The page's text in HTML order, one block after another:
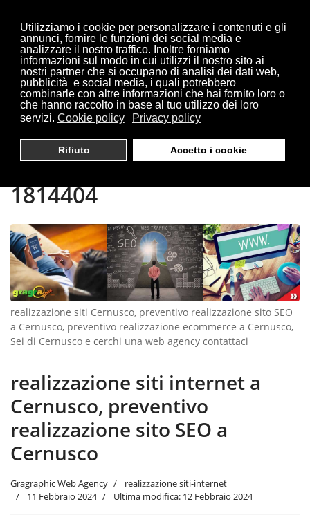
Utilizziamo i cookie per personalizzare i contenuti e gli
annunci, fornire le funzioni dei social media e
analizzare il nostro traffico. Inoltre forniamo
informazioni sul modo in cui utilizzi il nostro sito ai
nostri partner che si occupano di analisi dei dati web,
pubblicità e social media, i quali potrebbero
combinarle con altre informazioni che hai fornito loro o
che hanno raccolto in base al tuo utilizzo dei loro
servizi. Cookie policy Privacy policy
Rifiuto Accetto i cookie
Sei qui:Home Cernusco
REALIZZAZIONE SITI
CERNUSCO | TEL. 0321
1814404
realizzazione siti Cernusco, preventivo realizzazione sito SEO
a Cernusco, preventivo realizzazione ecommerce a Cernusco,
Sei di Cernusco e cerchi una web agency contattaci
realizzazione siti internet a
Cernusco, preventivo
realizzazione sito SEO a
Cernusco
Gragraphic Web Agency
realizzazione siti-internet
11 Febbraio 2024
Ultima modifica: 12 Febbraio 2024